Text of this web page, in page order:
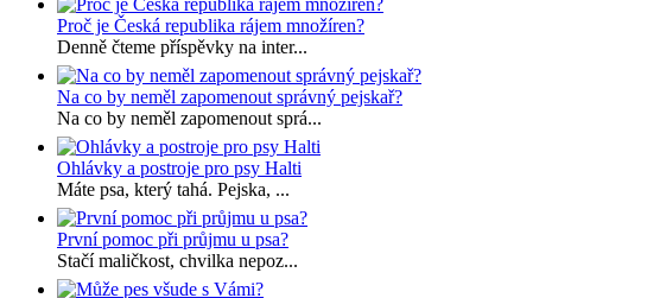
Proč je Česká republika rájem množíren?
Denně čteme příspěvky na inter...
Na co by neměl zapomenout správný pejskař?
Na co by neměl zapomenout sprá...
Ohlávky a postroje pro psy Halti
Máte psa, který tahá. Pejska, ...
První pomoc při průjmu u psa?
Stačí maličkost, chvilka nepoz...